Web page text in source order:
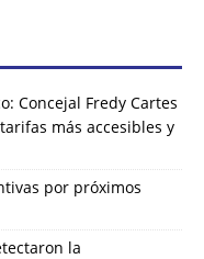
Concejal Fredy Cartes
más accesibles y
por próximos
la